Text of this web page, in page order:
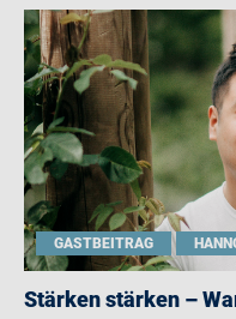
GASTBEITRAG
Stärken stärken –